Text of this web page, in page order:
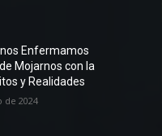
Enfermamos
Mojarnos con la
y Realidades
de 2024